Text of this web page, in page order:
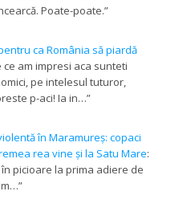
Poate-poate.”
ca România să piardă
ce am impresi aca sunteti
pe intelesul tuturor,
p-aci! Ia in…”
în Maramureș: copaci
rea vine și la Satu Mare:
în picioare la prima adiere de
”